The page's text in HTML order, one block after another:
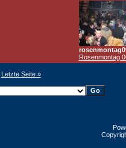
Rosenmontag
Letzte Seite »